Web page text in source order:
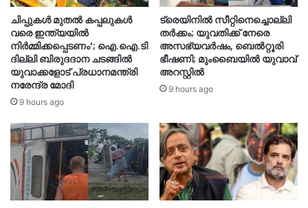
ചിപ്പുകൾ മുതൽ കപ്പലുകൾ
വരെ ഇന്ത്യയിൽ
നിർമ്മിക്കപ്പെടണം’; ഐ.ഐ.ടി
ദില്ലി ബിരുദദാന ചടങ്ങിൽ
യുവാക്കളോട് പ്രധാനമന്ത്രി
നരേന്ദ്ര മോദി
9 hours ago
ട്രെയിനിൽ സീറ്റിനെച്ചൊല്ലി
തർക്കം; യുവതിക്ക് നേരെ
അസഭ്യവർഷം, ബെൽറ്റൂരി
ഭീഷണി; മുംബൈയിൽ യുവാവ്
അറസ്റ്റിൽ
9 hours ago